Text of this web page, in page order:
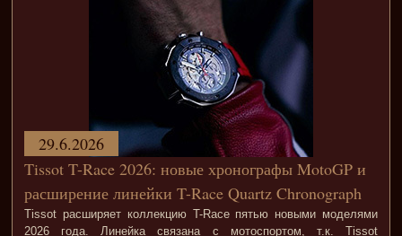
Tissot T-Race 2026: новые хронографы MotoGP и
расширение линейки T-Race Quartz Chronograph
Tissot расширяет коллекцию T-Race пятью новыми моделями
2026 года. Линейка связана с мотоспортом, т.к. Tissot
29.6.2026